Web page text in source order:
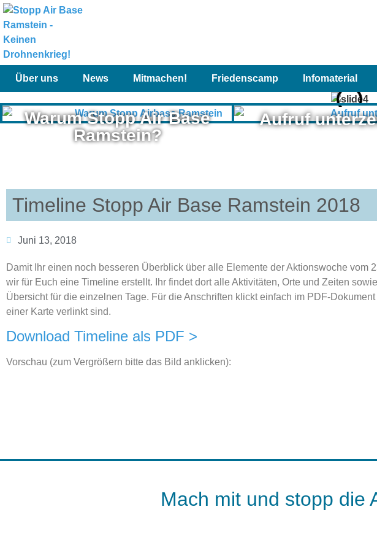
Über uns News Mitmachen! Friedenscamp Infomaterial
Warum Stopp Air Base
Ramstein?
Aufruf
Timeline Stopp Air Base Ramstein 2018
Juni 13, 2018
Damit Ihr einen noch besseren Überblick über alle Elemente der Aktionswoche vom
wir für Euch eine Timeline erstellt. Ihr findet dort alle Aktivitäten, Orte und Zeiten
Übersicht für die einzelnen Tage. Für die Anschriften klickt einfach im PDF-
einer Karte verlinkt sind.
Download Timeline als PDF >
Vorschau (zum Vergrößern bitte das Bild anklicken):
Mach mit und stopp die